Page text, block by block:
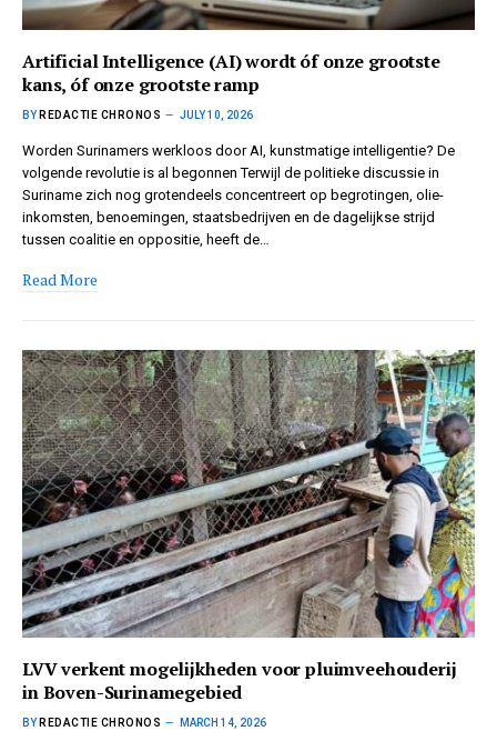
Artificial Intelligence (AI) wordt óf onze grootste
kans, óf onze grootste ramp
BY REDACTIE CHRONOS JULY 10, 2026
Worden Surinamers werkloos door AI, kunstmatige intelligentie? De
volgende revolutie is al begonnen Terwijl de politieke discussie in
Suriname zich nog grotendeels concentreert op begrotingen, olie-
inkomsten, benoemingen, staatsbedrijven en de dagelijkse strijd
tussen coalitie en oppositie, heeft de…
Read More
LVV verkent mogelijkheden voor pluimveehouderij
in Boven-Surinamegebied
BY REDACTIE CHRONOS MARCH 14, 2026